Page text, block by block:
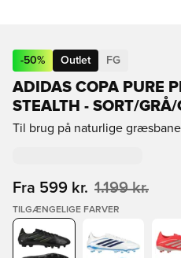
-50% Outlet FG
ADIDAS COPA PURE
STEALTH - SORT/GRÅ/
Til brug på naturlige
Fra 599 kr. 1.199 kr.
TILGÆNGELIGE FARVER